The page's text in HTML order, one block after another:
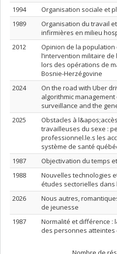
1994
Organisation sociale et
1989
Organisation du travail
infirmières en milieu
2012
Opinion de la
l’intervention militaire
lors des opérations de
Bosnie-Herzégovine
2024
On the road with Uber
algorithmic
surveillance and the
2025
Obstacles à
travailleuses du sexe :
professionnel.le.s les
système de santé
1987
Objectivation du temps
1988
Nouvelles technologies
études sectorielles
2026
Nous autres,
de jeunesse
1987
Normalité et différence :
des personnes